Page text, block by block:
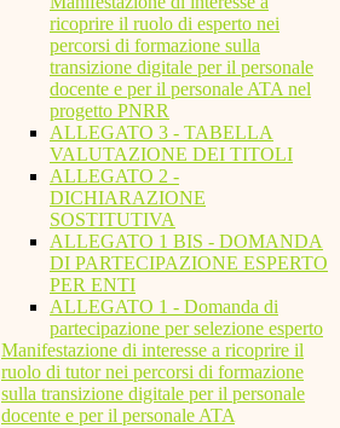
ricoprire il ruolo di esperto nei
percorsi di formazione sulla
transizione digitale per il personale
docente e per il personale ATA nel
progetto PNRR
ALLEGATO 3 - TABELLA
VALUTAZIONE DEI TITOLI
ALLEGATO 2 -
DICHIARAZIONE
SOSTITUTIVA
ALLEGATO 1 BIS - DOMANDA
DI PARTECIPAZIONE ESPERTO
PER ENTI
ALLEGATO 1 - Domanda di
partecipazione per selezione esperto
Manifestazione di interesse a ricoprire il
ruolo di tutor nei percorsi di formazione
sulla transizione digitale per il personale
docente e per il personale ATA